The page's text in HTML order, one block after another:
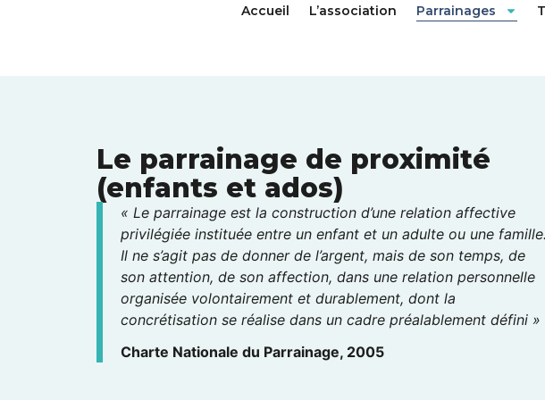
Accueil L’association Parrainages
Le parrainage de proximité
(enfants et ados)
« Le parrainage est la construction d’une relation affective
privilégiée instituée entre un enfant et un adulte ou une famille.
Il ne s’agit pas de donner de l’argent, mais de son temps, de
son attention, de son affection, dans une relation personnelle
organisée volontairement et durablement, dont la
concrétisation se réalise dans un cadre préalablement défini »
Charte Nationale du Parrainage, 2005